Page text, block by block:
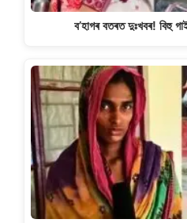
ব’হাগৰ বতৰত দুঃখবৰ! বিহু